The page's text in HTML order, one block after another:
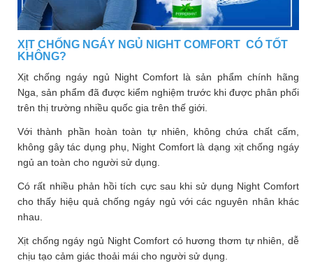
XỊT CHỐNG NGÁY NGỦ NIGHT COMFORT CÓ TỐT
KHÔNG?
Xịt chống ngáy ngủ Night Comfort là sản phẩm chính hãng
Nga, sản phẩm đã được kiểm nghiệm trước khi được phân phối
trên thị trường nhiều quốc gia trên thế giới.
Với thành phần hoàn toàn tự nhiên, không chứa chất cấm,
không gây tác dụng phụ, Night Comfort là dạng xịt chống ngáy
ngủ an toàn cho người sử dụng.
Có rất nhiều phản hồi tích cực sau khi sử dụng Night Comfort
cho thấy hiệu quả chống ngáy ngủ với các nguyên nhân khác
nhau.
Xịt chống ngáy ngủ Night Comfort có hương thơm tự nhiên, dễ
chịu tạo cảm giác thoải mái cho người sử dụng.